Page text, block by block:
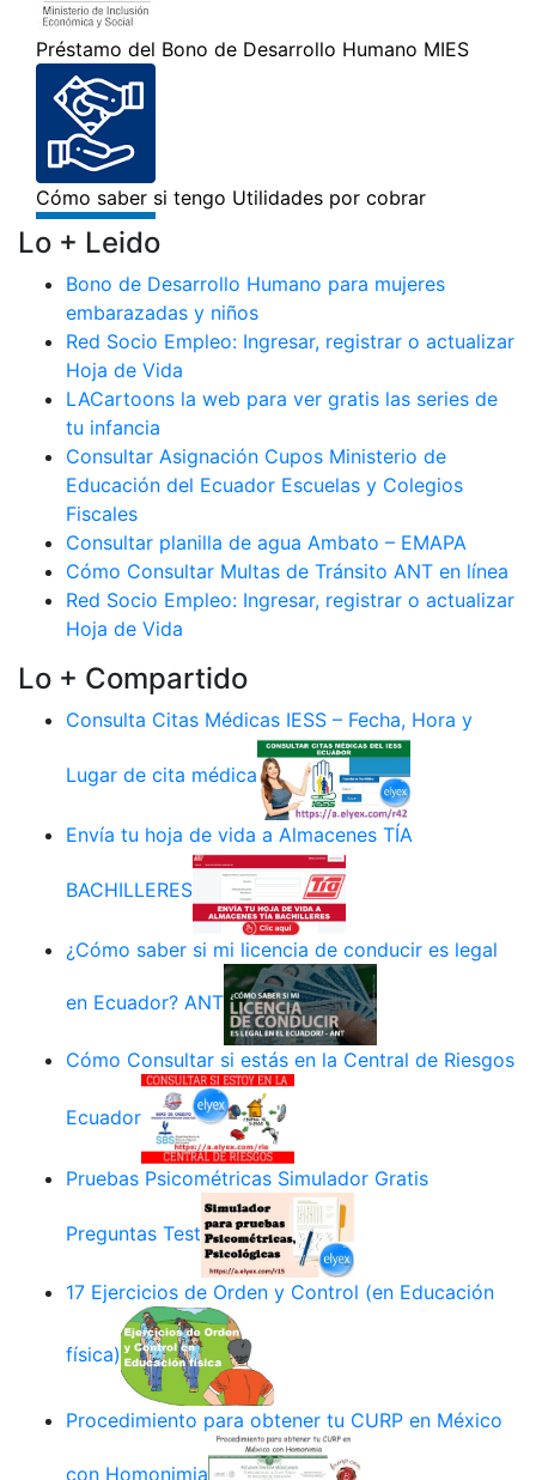
Lo + Leido
Bono de Desarrollo Humano para mujeres
embarazadas y niños
Red Socio Empleo: Ingresar, registrar o actualizar
Hoja de Vida
LACartoons la web para ver gratis las series de
tu infancia
Consultar Asignación Cupos Ministerio de
Educación del Ecuador Escuelas y Colegios
Fiscales
Consultar planilla de agua Ambato – EMAPA
Cómo Consultar Multas de Tránsito ANT en línea
Red Socio Empleo: Ingresar, registrar o actualizar
Hoja de Vida
Lo + Compartido
Consulta Citas Médicas IESS – Fecha, Hora y
Lugar de cita médica
Envía tu hoja de vida a Almacenes TÍA
BACHILLERES
¿Cómo saber si mi licencia de conducir es legal
en Ecuador? ANT
Cómo Consultar si estás en la Central de Riesgos
Ecuador
Pruebas Psicométricas Simulador Gratis
Preguntas Test
17 Ejercicios de Orden y Control (en Educación
física)
Procedimiento para obtener tu CURP en México
con Homonimia